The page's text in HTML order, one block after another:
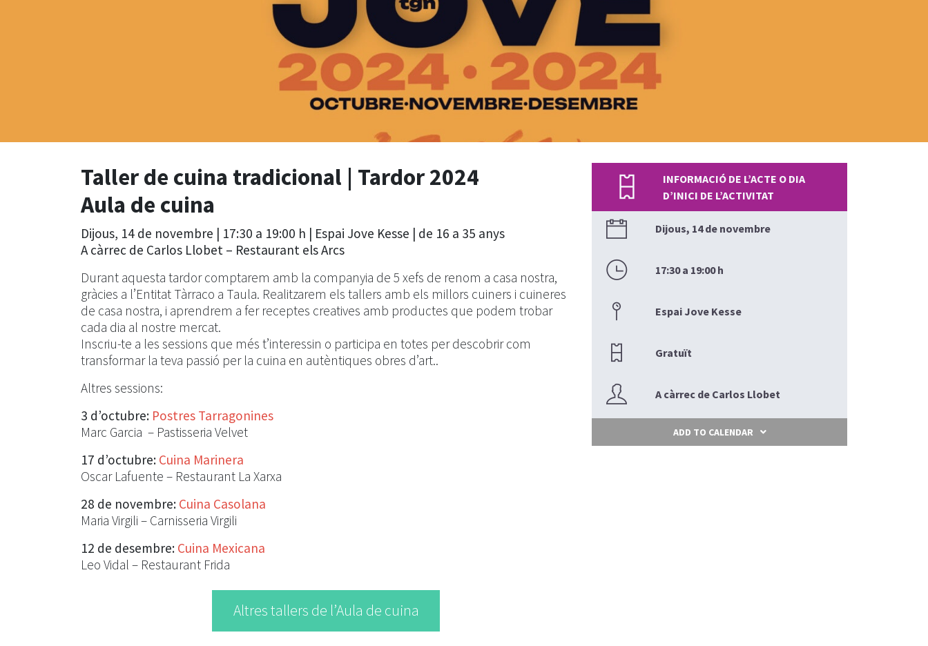
Taller de cuina tradicional | Tardor 2024
Aula de cuina
Dijous, 14 de novembre | 17:30 a 19:00 h | Espai Jove Kesse | de 16 a 35 anys
A càrrec de Carlos Llobet – Restaurant els Arcs
Durant aquesta tardor comptarem amb la companyia de 5 xefs de renom a casa nostra,
gràcies a l’Entitat Tàrraco a Taula. Realitzarem els tallers amb els millors cuiners i cuineres
de casa nostra, i aprendrem a fer receptes creatives amb productes que podem trobar
cada dia al nostre mercat.
Inscriu-te a les sessions que més t’interessin o participa en totes per descobrir com
transformar la teva passió per la cuina en autèntiques obres d’art..
Altres sessions:
3 d’octubre: Postres Tarragonines
Marc Garcia – Pastisseria Velvet
17 d’octubre: Cuina Marinera
Oscar Lafuente – Restaurant La Xarxa
28 de novembre: Cuina Casolana
Maria Virgili – Carnisseria Virgili
12 de desembre: Cuina Mexicana
Leo Vidal – Restaurant Frida
Altres tallers de l’Aula de cuina
INFORMACIÓ DE L’ACTE O DIA
D’INICI DE L’ACTIVITAT
Dijous, 14 de novembre
17:30 a 19:00 h
Espai Jove Kesse
Gratuït
A càrrec de Carlos Llobet
ADD TO CALENDAR